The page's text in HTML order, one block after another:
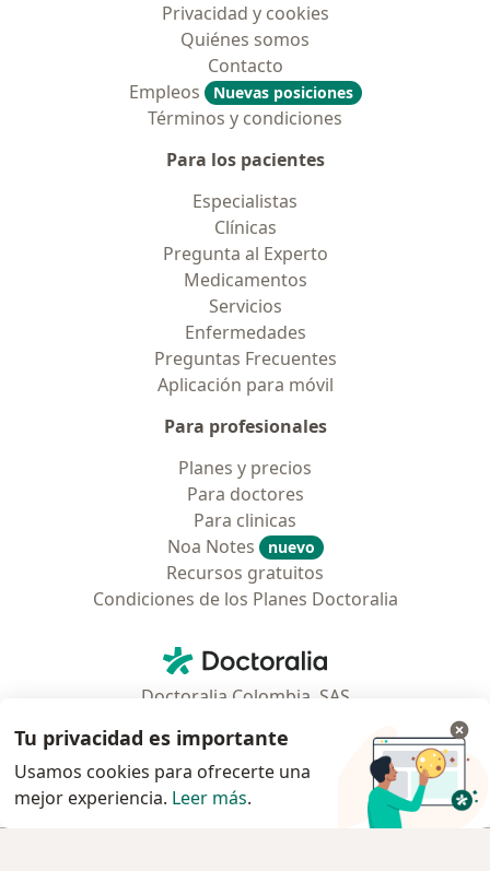
Privacidad y cookies
Quiénes somos
Contacto
Empleos
Nuevas posiciones
Términos y condiciones
Para los pacientes
Especialistas
Clínicas
Pregunta al Experto
Medicamentos
Servicios
Enfermedades
Preguntas Frecuentes
Aplicación para móvil
Para profesionales
Planes y precios
Para doctores
Para clinicas
Noa Notes
nuevo
Recursos gratuitos
Condiciones de los Planes Doctoralia
Doctoralia - Página de inicio
Doctoralia Colombia, SAS
Municipio: Bogotá D.C., Colombia
Tu privacidad es importante
Usamos cookies para ofrecerte una
mejor experiencia. Leer más.